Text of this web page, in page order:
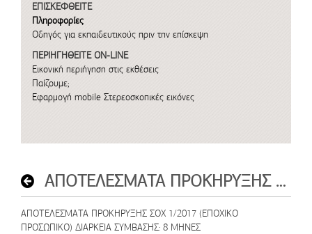
ΕΠΙΣΚΕΦΘΕΙΤΕ
Πληροφορίες
Οδηγός για εκπαιδευτικούς πριν την επίσκεψη
ΠΕΡΙΗΓΗΘΕΙΤΕ ON-LINE
Εικονική περιήγηση στις εκθέσεις
Παίζουμε;
Εφαρμογή mobile Στερεοσκοπικές εικόνες
ΑΠΟΤΕΛΕΣΜΑΤΑ ΠΡΟΚΗΡΥΞΗΣ ΣΟΧ 1/2017
ΑΠΟΤΕΛΕΣΜΑΤΑ ΠΡΟΚΗΡΥΞΗΣ ΣΟΧ 1/2017 (ΕΠΟΧΙΚΟ
ΠΡΟΣΩΠΙΚΟ) ΔΙΑΡΚΕΙΑ ΣΥΜΒΑΣΗΣ: 8 ΜΗΝΕΣ